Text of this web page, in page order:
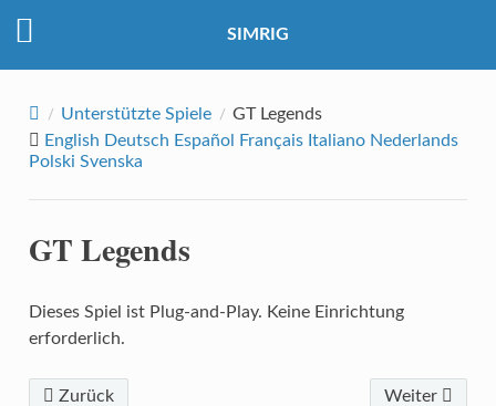
SIMRIG
Unterstützte Spiele
GT Legends
English Deutsch Español Français Italiano Nederlands
Polski Svenska
GT Legends
Dieses Spiel ist Plug-and-Play. Keine Einrichtung
erforderlich.
Zurück Weiter